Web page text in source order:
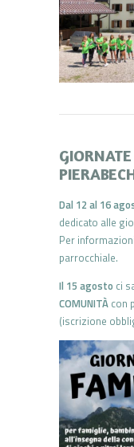
Dal 12 al 16
dedicato alle
Per
parrocchiale.
Il 15 agosto ci
COMUNITÀ con
(iscrizione